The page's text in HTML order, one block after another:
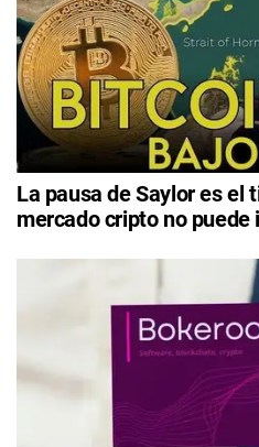
La pausa de Saylor es el
mercado cripto no puede